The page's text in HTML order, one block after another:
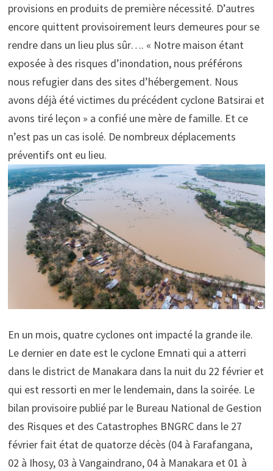
provisions en produits de première nécessité. D’autres
encore quittent provisoirement leurs demeures pour se
rendre dans un lieu plus sûr…. « Notre maison étant
exposée à des risques d’inondation, nous préférons
nous refugier dans des sites d’hébergement. Nous
avons déjà été victimes du précédent cyclone Batsirai et
avons tiré leçon » a confié une mère de famille. Et ce
n’est pas un cas isolé. De nombreux déplacements
préventifs ont eu lieu.
En un mois, quatre cyclones ont impacté la grande ile.
Le dernier en date est le cyclone Emnati qui a atterri
dans le district de Manakara dans la nuit du 22 février et
qui est ressorti en mer le lendemain, dans la soirée. Le
bilan provisoire publié par le Bureau National de Gestion
des Risques et des Catastrophes BNGRC dans le 27
février fait état de quatorze décès (04 à Farafangana,
02 à Ihosy, 03 à Vangaindrano, 04 à Manakara et 01 à